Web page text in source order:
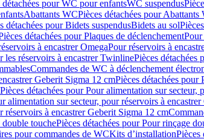
détachées pour WC pour enfantsWC suspendus
Abattants WCPièces détachées pour Abattants
détachées pour Bidets suspendusBidets au sol
détachées pour Plaques de déclenchementPour
à encastrer OmegaPour réservoirs à
les réservoirs à encastrer TwinlinePièces détachées
Commandes de WC à déclenchement
Geberit Sigma 12 cmPièces détachées pour
Pièces détachées pour Pour alimentation sur secteur,
alimentation sur secteur, pour réservoirs à
à encastrer Geberit Sigma 12 cm
touchePièces détachées pour Pour rinçage
pour commandes de WCKits d’installationPièces